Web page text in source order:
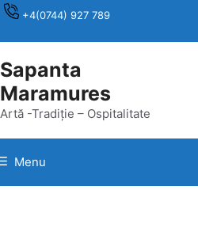
+4(0744) 927 789
Sapanta
Maramures
Artă -Tradiție – Ospitalitate
Menu